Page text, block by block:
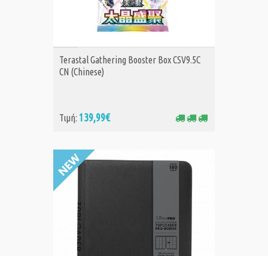
ΑΓΟΡΑ
Terastal Gathering Booster Box CSV9.5C
CN (Chinese)
Τιμή: 139,99€